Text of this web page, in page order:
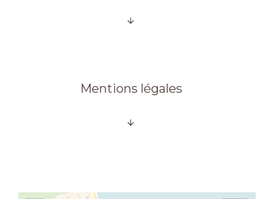
Mentions légales